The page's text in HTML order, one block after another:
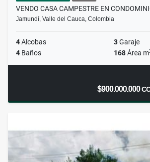
VENDO CASA CAMPESTRE EN
Jamundí, Valle del Cauca, Colombia
4Alcobas 3Garaje
4 Baños 168Área m
$900.000.000